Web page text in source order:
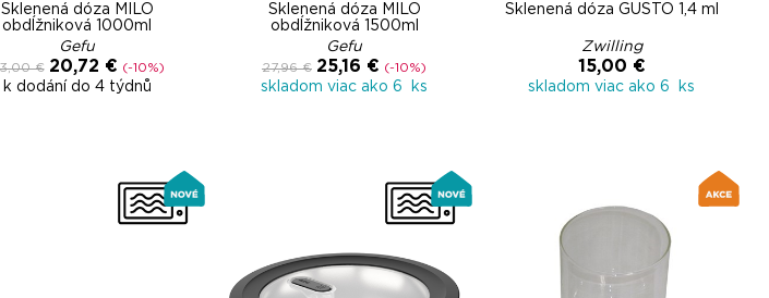
Sklenená dóza MILO
obdĺžniková 1000ml
Gefu
€ 20,72 € (-10%)
k dodání do 4 týdnů
Sklenená dóza MILO
obdĺžniková 1500ml
Gefu
27,96 € 25,16 € (-10%)
skladom viac ako 6 ks
Sklenená dóza GUSTO 1,4 ml
Zwilling
15,00 €
skladom viac ako 6 ks